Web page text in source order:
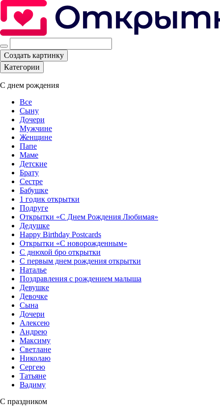
Создать картинку
Категории
С днем рождения
Все
Сыну
Дочери
Мужчине
Женщине
Папе
Маме
Детские
Брату
Сестре
Бабушке
1 годик открытки
Подруге
Открытки «С Днем Рождения Любимая»‎
Дедушке
Happy Birthday Postcards
Открытки «‎С новорожденным»
С днюхой бро открытки
С первым днем рождения открытки
Наталье
Поздравления с рождением малыша
Девушке
Девочке
Сына
Дочери
Алексею
Андрею
Максиму
Светлане
Николаю
Сергею
Татьяне
Вадиму
С праздником